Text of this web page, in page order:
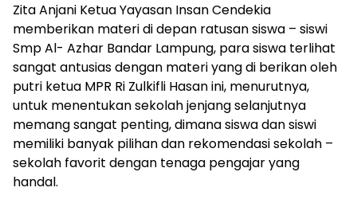
Zita Anjani Ketua Yayasan Insan Cendekia
memberikan materi di depan ratusan siswa – siswi
Smp Al- Azhar Bandar Lampung, para siswa terlihat
sangat antusias dengan materi yang di berikan oleh
putri ketua MPR Ri Zulkifli Hasan ini, menurutnya,
untuk menentukan sekolah jenjang selanjutnya
memang sangat penting, dimana siswa dan siswi
memiliki banyak pilihan dan rekomendasi sekolah –
sekolah favorit dengan tenaga pengajar yang
handal.